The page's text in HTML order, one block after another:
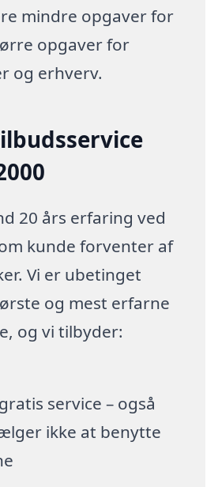
mindre opgaver for
opgaver for
og erhverv.
20 års erfaring ved
kunde forventer af
Vi er ubetinget
og mest erfarne
og vi tilbyder:
service – også
ikke at benytte